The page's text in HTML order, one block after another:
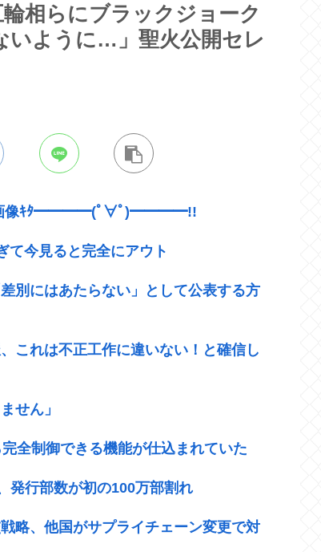
輪相らにブラックジョーク
いように…」聖火公開セレ
演画像ｷﾀ━━━━(ﾟ∀ﾟ)━━━━!!
て今見ると完全にアウト
別にはあたらない」として公表する方
これは不正工作に違いない！と確信し
せん」
全制御できる機能が仕込まれていた
発行部数が初の100万部割れ
略、他国がサプライチェーン変更で対